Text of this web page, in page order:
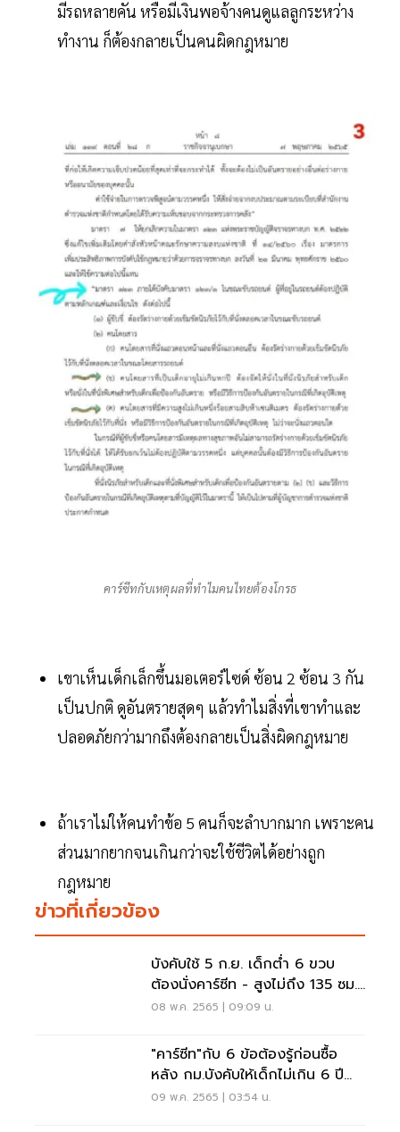
มีรถหลายคัน หรือมีเงินพอจ้างคนดูแลลูกระหว่าง
ทำงาน ก็ต้องกลายเป็นคนผิดกฎหมาย
คาร์ซีทกับเหตุผลที่ทำไมคนไทยต้องโกรธ
เขาเห็นเด็กเล็กขึ้นมอเตอร์ไซด์ ซ้อน 2 ซ้อน 3 กัน
เป็นปกติ ดูอันตรายสุดๆ แล้วทำไมสิ่งที่เขาทำและ
ปลอดภัยกว่ามากถึงต้องกลายเป็นสิ่งผิดกฎหมาย
ถ้าเราไม่ให้คนทำข้อ 5 คนก็จะลำบากมาก เพราะคน
ส่วนมากยากจนเกินกว่าจะใช้ชีวิตได้อย่างถูก
กฎหมาย
ข่าวที่เกี่ยวข้อง
บังคับใช้ 5 ก.ย. เด็กต่ำ 6 ขวบ
ต้องนั่งคาร์ซีท - สูงไม่ถึง 135 ซม.
ต้องคาดเข็มขัด
08 พ.ค. 2565 | 09:09 น.
"คาร์ซีท"กับ 6 ข้อต้องรู้ก่อนซื้อ
หลัง กม.บังคับให้เด็กไม่เกิน 6 ปี
ต้องนั่ง
09 พ.ค. 2565 | 03:54 น.